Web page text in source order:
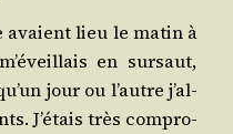
avaient lieu le matin à
en sur­saut,
jour ou l’autre j’al­
J’é­tais très com­pro­